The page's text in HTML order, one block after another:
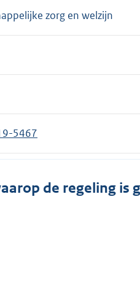
zorg en welzijn
5467
de regeling is